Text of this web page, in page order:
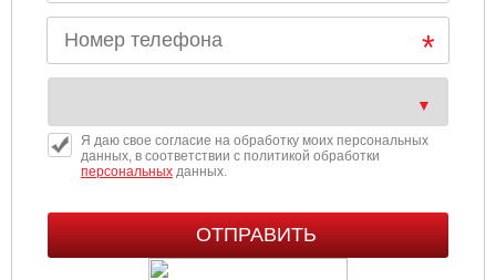
Я даю свое согласие на обработку моих персональных
данных, в соответствии с политикой обработки
персональныхданных.